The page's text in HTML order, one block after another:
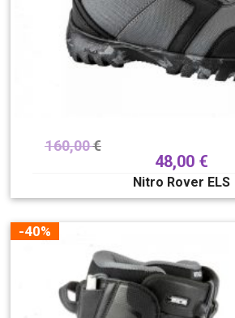
160,00€
48,00 €
Nitro Rover ELS
-40%